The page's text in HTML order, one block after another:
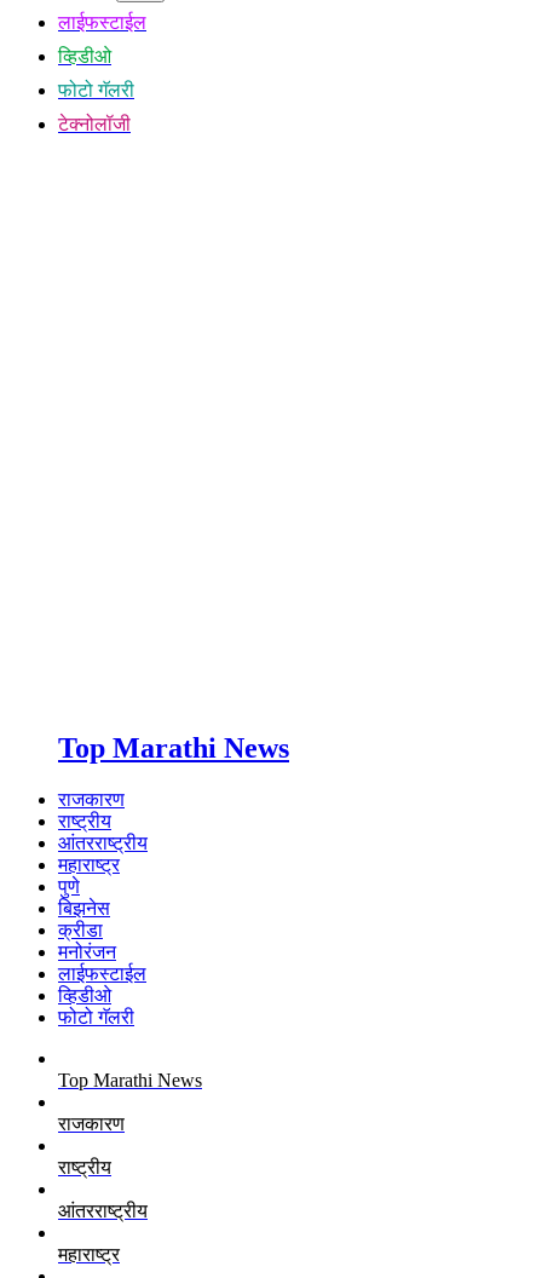
लाईफस्टाईल
व्हिडीओ
फोटो गॅलरी
टेक्नोलॉजी
Top Marathi News
राजकारण
राष्ट्रीय
आंतरराष्ट्रीय
महाराष्ट्र
पुणे
बिझनेस
क्रीडा
मनोरंजन
लाईफस्टाईल
व्हिडीओ
फोटो गॅलरी
Top Marathi News
राजकारण
राष्ट्रीय
आंतरराष्ट्रीय
महाराष्ट्र